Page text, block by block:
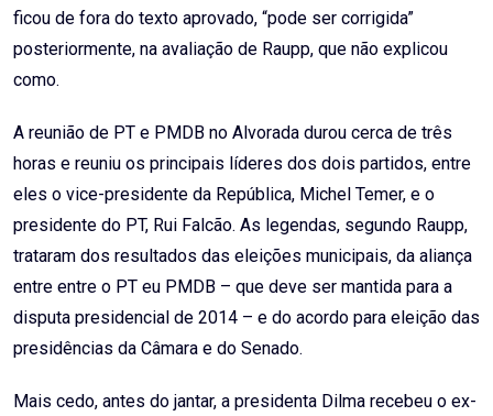
ficou de fora do texto aprovado, “pode ser corrigida”
posteriormente, na avaliação de Raupp, que não explicou
como.
A reunião de PT e PMDB no Alvorada durou cerca de três
horas e reuniu os principais líderes dos dois partidos, entre
eles o vice-presidente da República, Michel Temer, e o
presidente do PT, Rui Falcão. As legendas, segundo Raupp,
trataram dos resultados das eleições municipais, da aliança
entre entre o PT eu PMDB – que deve ser mantida para a
disputa presidencial de 2014 – e do acordo para eleição das
presidências da Câmara e do Senado.
Mais cedo, antes do jantar, a presidenta Dilma recebeu o ex-